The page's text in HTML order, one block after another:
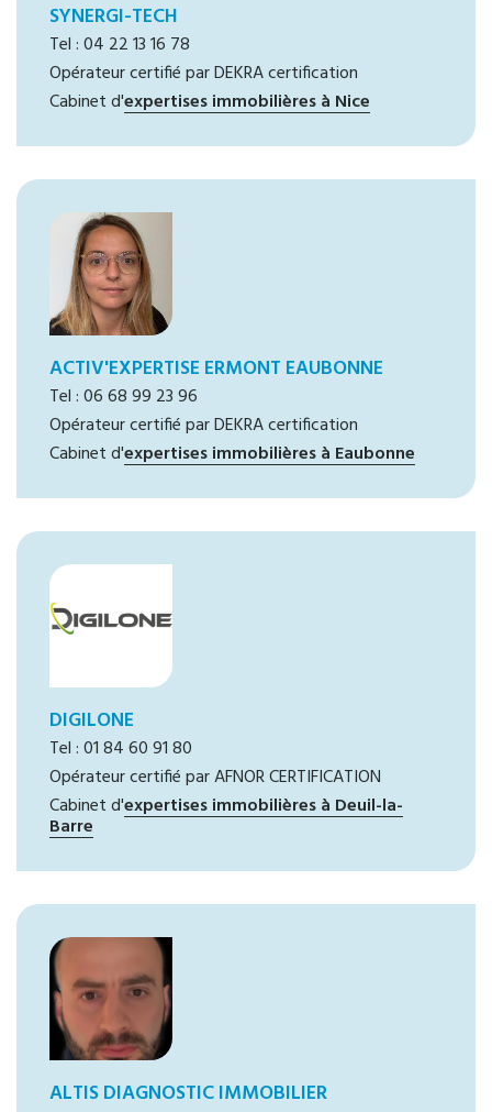
SYNERGI-TECH
Tel : 04 22 13 16 78
Opérateur certifié par DEKRA certification
Cabinet d'expertises immobilières à Nice
ACTIV'EXPERTISE ERMONT EAUBONNE
Tel : 06 68 99 23 96
Opérateur certifié par DEKRA certification
Cabinet d'expertises immobilières à Eaubonne
DIGILONE
Tel : 01 84 60 91 80
Opérateur certifié par AFNOR CERTIFICATION
Cabinet d'expertises immobilières à Deuil-la-
Barre
ALTIS DIAGNOSTIC IMMOBILIER